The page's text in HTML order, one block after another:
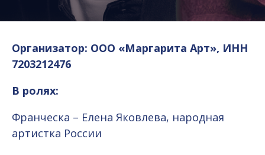
Организатор: ООО «Маргарита Арт», ИНН
7203212476
В ролях:
Франческа – Елена Яковлева, народная
артистка России